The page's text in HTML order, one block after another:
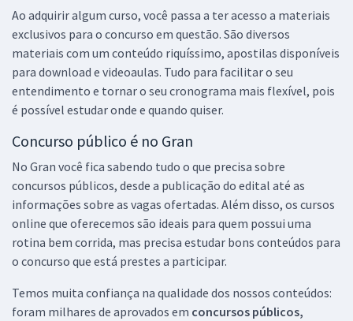
Ao adquirir algum curso, você passa a ter acesso a materiais
exclusivos para o concurso em questão. São diversos
materiais com um conteúdo riquíssimo, apostilas disponíveis
para download e videoaulas. Tudo para facilitar o seu
entendimento e tornar o seu cronograma mais flexível, pois
é possível estudar onde e quando quiser.
Concurso público é no Gran
No Gran você fica sabendo tudo o que precisa sobre
concursos públicos, desde a publicação do edital até as
informações sobre as vagas ofertadas. Além disso, os cursos
online que oferecemos são ideais para quem possui uma
rotina bem corrida, mas precisa estudar bons conteúdos para
o concurso que está prestes a participar.
Temos muita confiança na qualidade dos nossos conteúdos:
foram milhares de aprovados em concursos públicos,